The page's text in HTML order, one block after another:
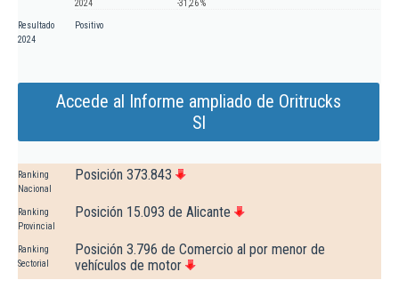
2024
-31,26 %
Resultado
2024
Positivo
Accede al Informe ampliado de Oritrucks
Sl
Ranking
Nacional
Posición 373.843
Ranking
Provincial
Posición 15.093 de Alicante
Ranking
Sectorial
Posición 3.796 de Comercio al por menor de
vehículos de motor